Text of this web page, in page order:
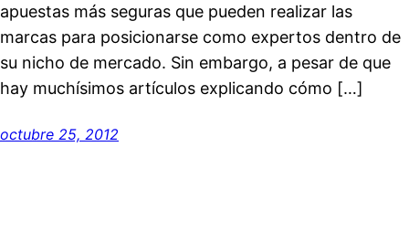
apuestas más seguras que pueden realizar las
marcas para posicionarse como expertos dentro de
su nicho de mercado. Sin embargo, a pesar de que
hay muchísimos artículos explicando cómo […]
octubre 25, 2012